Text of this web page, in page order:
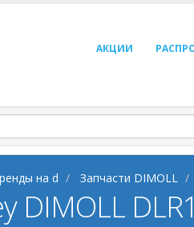
АКЦИИ
на d Запчасти DIMOLL
DIMOLL